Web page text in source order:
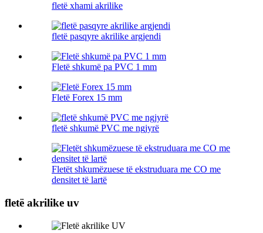
fletë xhami akrilike
fletë pasqyre akrilike argjendi
Fletë shkumë pa PVC 1 mm
Fletë Forex 15 mm
fletë shkumë PVC me ngjyrë
Fletët shkumëzuese të ekstruduara me CO me
densitet të lartë
fletë akrilike uv